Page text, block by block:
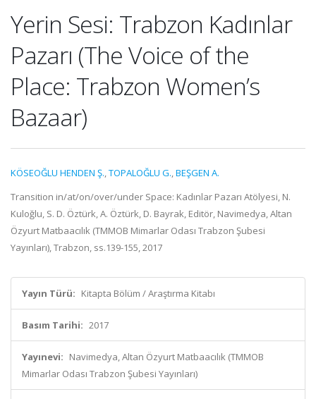
Yerin Sesi: Trabzon Kadınlar
Pazarı (The Voice of the
Place: Trabzon Women’s
Bazaar)
KÖSEOĞLU HENDEN Ş.,TOPALOĞLU G.,BEŞGEN A.
Transition in/at/on/over/under Space: Kadınlar Pazarı Atölyesi, N.
Kuloğlu, S. D. Öztürk, A. Öztürk, D. Bayrak, Editör, Navimedya, Altan
Özyurt Matbaacılık (TMMOB Mimarlar Odası Trabzon Şubesi
Yayınları), Trabzon, ss.139-155, 2017
Yayın Türü: Kitapta Bölüm / Araştırma Kitabı
Basım Tarihi: 2017
Yayınevi: Navimedya, Altan Özyurt Matbaacılık (TMMOB
Mimarlar Odası Trabzon Şubesi Yayınları)